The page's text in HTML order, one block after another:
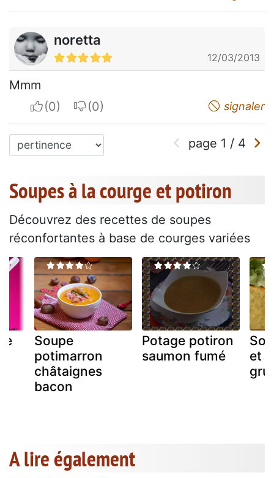
noretta
12/03/2013
Mmm
I apreciateI do not appreciate signaler
page 1 / 4
Soupes à la courge et potiron
Découvrez des recettes de soupes
réconfortantes à base de courges variées
Soupe
potimarron
châtaignes
bacon
Potage potiron
saumon fumé
et
A lire également